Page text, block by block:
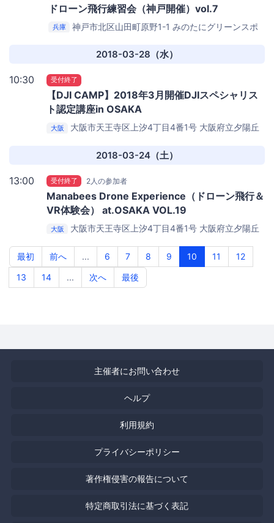
ドローン飛行練習会（神戸開催）vol.7
兵庫 神戸市北区山田町原野1-1 みのたにグリーンスポ
2018-03-28（水）
10:30 受付終了
【DJI CAMP】2018年3月開催DJIスペシャリス
ト認定講座in OSAKA
大阪 大阪市天王寺区上汐4丁目4番1号 大阪府立夕陽丘
2018-03-24（土）
13:00 受付終了 2人の参加者
Manabees Drone Experience（ドローン飛行＆
VR体験会） at.OSAKA VOL.19
大阪 大阪市天王寺区上汐4丁目4番1号 大阪府立夕陽丘
最初
前へ ... 6 7 8 9 10 11
12
13
14 ... 次へ 最後
主催者にお問い合わせ
ヘルプ
利用規約
プライバシーポリシー
著作権侵害の報告について
特定商取引法に基づく表記